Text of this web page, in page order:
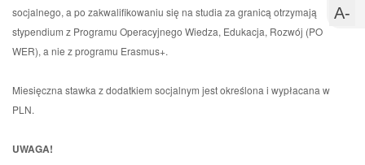
A-
socjalnego, a po zakwalifikowaniu się na studia za granicą otrzymają
stypendium z Programu Operacyjnego Wiedza, Edukacja, Rozwój (PO
WER), a nie z programu Erasmus+.
Miesięczna stawka z dodatkiem socjalnym jest określona i wypłacana w
PLN.
UWAGA!